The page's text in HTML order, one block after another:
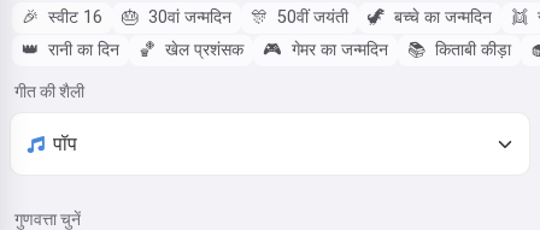
🎉 स्वीट 16 🎂 30वां जन्मदिन 🎊 50वीं जयंती 🦖 बच्चे का जन्मदिन 👯
👑 रानी का दिन 🏀 खेल प्रशंसक 🎮 गेमर का जन्मदिन 📚 किताबी कीड़ा
गीत की शैली
गुणवत्ता चुनें